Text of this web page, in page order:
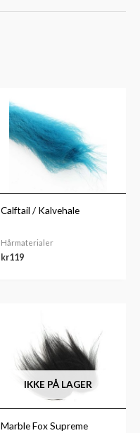
Calftail / Kalvehale
Hårmaterialer
kr119
IKKE PÅ LAGER
Marble Fox Supreme